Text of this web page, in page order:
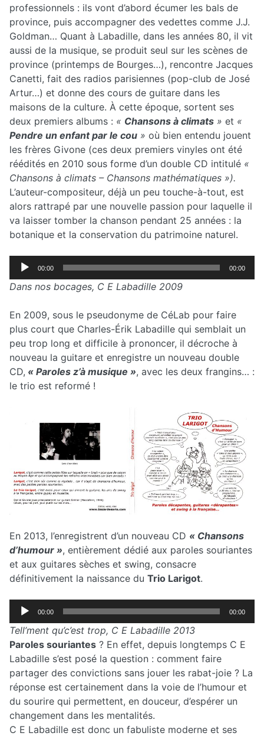
professionnels : ils vont d’abord écumer les bals de
province, puis accompagner des vedettes comme J.J.
Goldman… Quant à Labadille, dans les années 80, il vit
aussi de la musique, se produit seul sur les scènes de
province (printemps de Bourges…), rencontre Jacques
Canetti, fait des radios parisiennes (pop-club de José
Artur…) et donne des cours de guitare dans les
maisons de la culture. À cette époque, sortent ses
deux premiers albums : « Chansons à climats » et «
Pendre un enfant par le cou » où bien entendu jouent
les frères Givone (ces deux premiers vinyles ont été
réédités en 2010 sous forme d’un double CD intitulé «
Chansons à climats – Chansons mathématiques »).
L’auteur-compositeur, déjà un peu touche-à-tout, est
alors rattrapé par une nouvelle passion pour laquelle il
va laisser tomber la chanson pendant 25 années : la
botanique et la conservation du patrimoine naturel.
Lecteur00:00 00:00
Dans nos bocages, C E Labadille 2009
En 2009, sous le pseudonyme de CéLab pour faire
plus court que Charles-Érik Labadille qui semblait un
peu trop long et difficile à prononcer, il décroche à
nouveau la guitare et enregistre un nouveau double
CD, « Paroles z’à musique », avec les deux frangins… :
le trio est reformé !
En 2013, l’enregistrent d’un nouveau CD « Chansons
d’humour », entièrement dédié aux paroles souriantes
et aux guitares sèches et swing, consacre
définitivement la naissance du Trio Larigot.
Lecteur00:00 00:00
Tell’ment qu’c’est trop, C E Labadille 2013
Paroles souriantes ? En effet, depuis longtemps C E
Labadille s’est posé la question : comment faire
partager des convictions sans jouer les rabat-joie ? La
réponse est certainement dans la voie de l’humour et
du sourire qui permettent, en douceur, d’espérer un
changement dans les mentalités.
C E Labadille est donc un fabuliste moderne et ses